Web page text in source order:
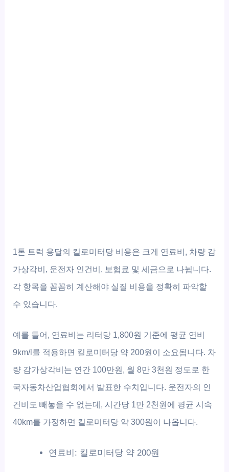
1톤 트럭 용달의 킬로미터당 비용은 크게 연료비, 차량 감
가상각비, 운전자 인건비, 보험료 및 세금으로 나뉩니다.
각 항목을 꼼꼼히 계산해야 실질 비용을 정확히 파악할
수 있습니다.
예를 들어, 연료비는 리터당 1,800원 기준에 평균 연비
9km/l를 적용하면 킬로미터당 약 200원이 소요됩니다. 차
량 감가상각비는 연간 100만원, 월 8만 3천원 정도로 한
국자동차산업협회에서 발표한 수치입니다. 운전자의 인
건비도 빼놓을 수 없는데, 시간당 1만 2천원에 평균 시속
40km를 가정하면 킬로미터당 약 300원이 나옵니다.
연료비: 킬로미터당 약 200원